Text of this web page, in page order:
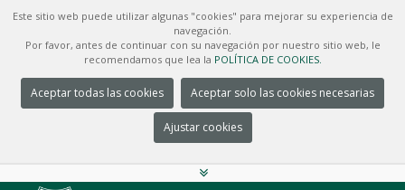
Este sitio web puede utilizar algunas "cookies" para mejorar su experiencia de
navegación.
Por favor, antes de continuar con su navegación por nuestro sitio web, le
recomendamos que lea la POLÍTICA DE COOKIES.
Aceptar todas las cookies Aceptar solo las cookies necesarias
Ajustar cookies